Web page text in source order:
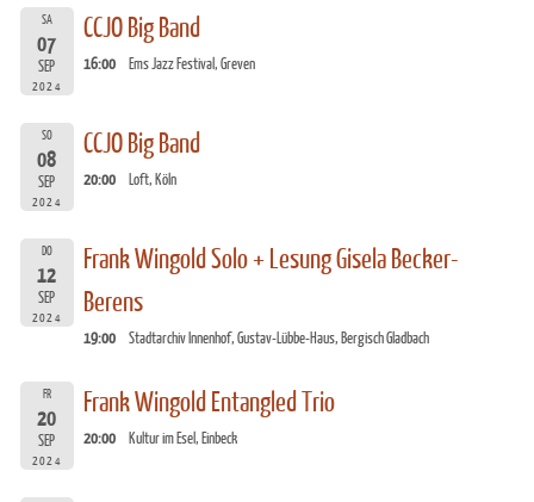
SA
07
SEP
2024
CCJO Big Band
16:00 Ems Jazz Festival, Greven
SO
08
SEP
2024
CCJO Big Band
20:00 Loft, Köln
DO
12
SEP
2024
Frank Wingold Solo + Lesung Gisela Becker-
Berens
19:00 Stadtarchiv Innenhof, Gustav-Lübbe-Haus, Bergisch Gladbach
FR
20
SEP
2024
Frank Wingold Entangled Trio
20:00 Kultur im Esel, Einbeck